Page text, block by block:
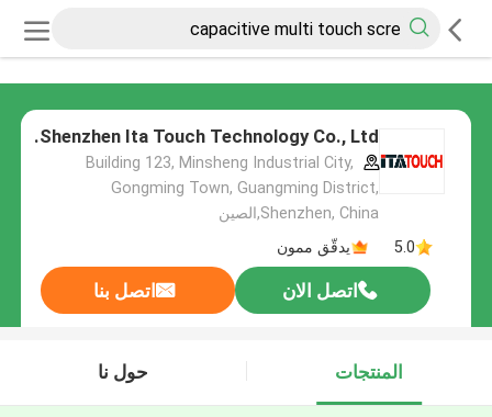
Shenzhen Ita Touch Technology Co., Ltd.
Building 123, Minsheng Industrial City,
Gongming Town, Guangming District,
Shenzhen, China,الصين
5.0
يدقّق ممون
اتصل الان اتصل بنا
المنتجات حول نا